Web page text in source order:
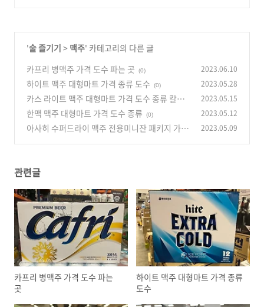
'술 즐기기 > 맥주' 카테고리의 다른 글
카프리 병맥주 가격 도수 파는 곳
(0) 2023.06.10
하이트 맥주 대형마트 가격 종류 도수 (0) 2023.05.28
카스 라이트 맥주 대형마트 가격 도수 종류 칼로
리
(0)
2023.05.15
한맥 맥주 대형마트 가격 도수 종류 (0) 2023.05.12
아사히 수퍼드라이 맥주 전용미니잔 패키지 가격
2023.05.09
관련글
카프리 병맥주 가격 도수 파는
곳
하이트 맥주 대형마트 가격 종류
도수